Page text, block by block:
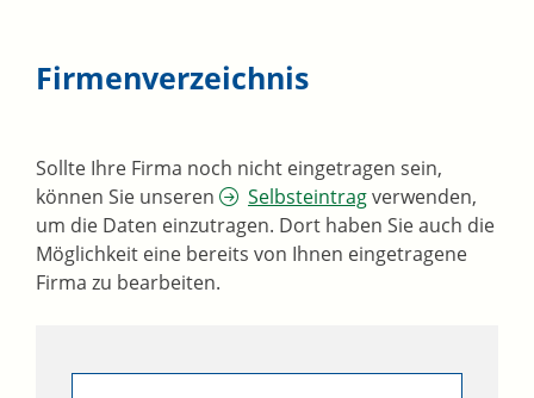
Firmenverzeichnis
Sollte Ihre Firma noch nicht eingetragen sein,
können Sie unseren
Selbsteintragverwenden,
um die Daten einzutragen. Dort haben Sie auch die
Möglichkeit eine bereits von Ihnen eingetragene
Firma zu bearbeiten.